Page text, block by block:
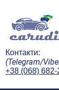
Контакти:
(Telegram/
+38 (068) 682-